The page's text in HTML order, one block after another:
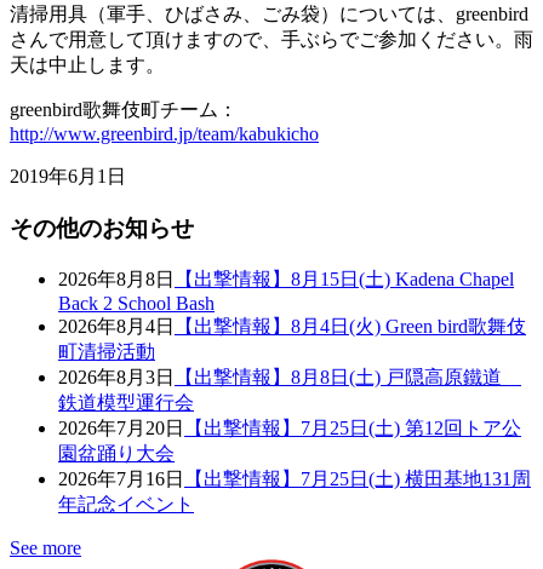
清掃用具（軍手、ひばさみ、ごみ袋）については、greenbird
さんで用意して頂けますので、手ぶらでご参加ください。雨
天は中止します。
greenbird歌舞伎町チーム：
http://www.greenbird.jp/team/kabukicho
2019年6月1日
その他のお知らせ
2026年8月8日
【出撃情報】8月15日(土) Kadena Chapel
Back 2 School Bash
2026年8月4日
【出撃情報】8月4日(火) Green bird歌舞伎
町清掃活動
2026年8月3日
【出撃情報】8月8日(土) 戸隠高原鐵道
鉄道模型運行会
2026年7月20日
【出撃情報】7月25日(土) 第12回トア公
園盆踊り大会
2026年7月16日
【出撃情報】7月25日(土) 横田基地131周
年記念イベント
See more